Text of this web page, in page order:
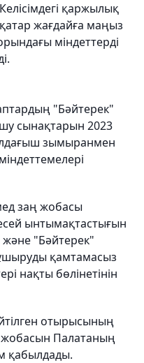
қаржылық
жағдайға маңыз
міндеттерді
"Бәйтерек"
сынақтарын 2023
зымыранмен
заң жобасы
ынтымақтастығын
және "Бәйтерек"
қамтамасыз
нақты бөлінетінін
отырысының
Палатаның
қабылдады.